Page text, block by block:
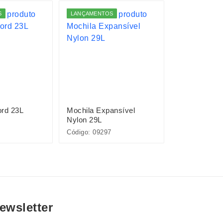
23L
LANÇAMENTOS
Mochila Expansível
Nylon 29L
Código: 09297